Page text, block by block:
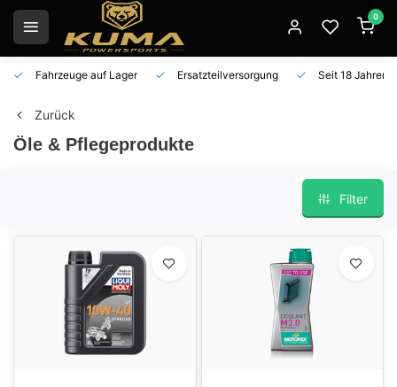
0
Fahrzeuge auf Lager Ersatzteilversorgung Seit 18 Jahren
Zurück
Öle & Pflegeprodukte
Filter